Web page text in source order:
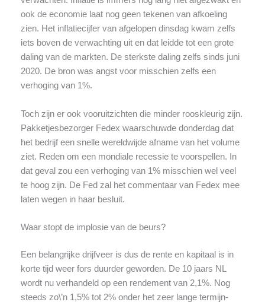
ook de economie laat nog geen tekenen van afkoeling
zien. Het inflatiecijfer van afgelopen dinsdag kwam zelfs
iets boven de verwachting uit en dat leidde tot een grote
daling van de markten. De sterkste daling zelfs sinds juni
2020. De bron was angst voor misschien zelfs een
verhoging van 1%.
Toch zijn er ook vooruitzichten die minder rooskleurig zijn.
Pakketjesbezorger Fedex waarschuwde donderdag dat
het bedrijf een snelle wereldwijde afname van het volume
ziet. Reden om een mondiale recessie te voorspellen. In
dat geval zou een verhoging van 1% misschien wel veel
te hoog zijn. De Fed zal het commentaar van Fedex mee
laten wegen in haar besluit.
Waar stopt de implosie van de beurs?
Een belangrijke drijfveer is dus de rente en kapitaal is in
korte tijd weer fors duurder geworden. De 10 jaars NL
wordt nu verhandeld op een rendement van 2,1%. Nog
steeds zo\’n 1,5% tot 2% onder het zeer lange termijn-